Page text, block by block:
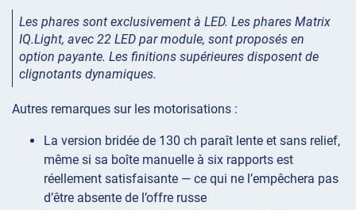
Les phares sont exclusivement à LED. Les phares Matrix
IQ.Light, avec 22 LED par module, sont proposés en
option payante. Les finitions supérieures disposent de
clignotants dynamiques.
Autres remarques sur les motorisations :
La version bridée de 130 ch paraît lente et sans relief,
même si sa boîte manuelle à six rapports est
réellement satisfaisante — ce qui ne l’empêchera pas
d’être absente de l’offre russe